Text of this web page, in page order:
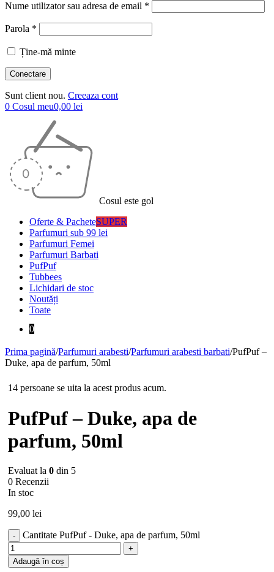
Nume utilizator sau adresa de email *
Parola *
Ține-mă minte
Sunt client nou. Creeaza cont
0 Cosul meu0,00 lei
Cosul este gol
Oferte & PacheteSUPER
Parfumuri sub 99 lei
Parfumuri Femei
Parfumuri Barbati
PufPuf
Tubbees
Lichidari de stoc
Noutăți
Toate
0
Prima pagină/Parfumuri arabesti/Parfumuri arabesti barbati/PufPuf –
Duke, apa de parfum, 50ml
14 persoane se uita la acest produs acum.
PufPuf – Duke, apa de
parfum, 50ml
Evaluat la 0 din 5
0 Recenzii
In stoc
99,00 lei
Cantitate PufPuf - Duke, apa de parfum, 50ml
Adaugă în coș